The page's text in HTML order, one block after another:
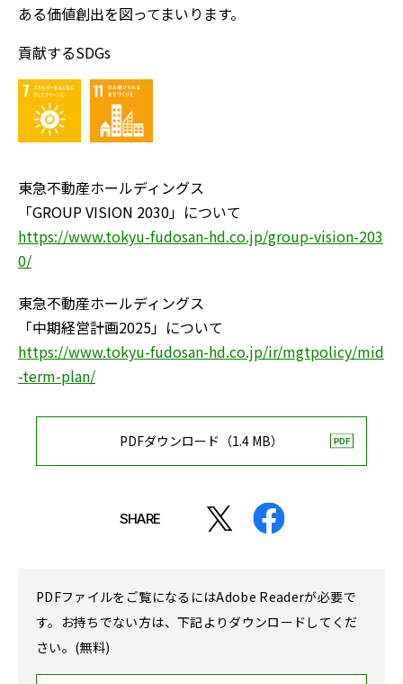
ある価値創出を図ってまいります。
貢献するSDGs
東急不動産ホールディングス
「GROUP VISION 2030」について
https://www.tokyu-fudosan-hd.co.jp/group-vision-203
0/
東急不動産ホールディングス
「中期経営計画2025」について
https://www.tokyu-fudosan-hd.co.jp/ir/mgtpolicy/mid
-term-plan/
PDFダウンロード（1.4 MB）
SHARE
PDFファイルをご覧になるにはAdobe Readerが必要で
す。お持ちでない方は、下記よりダウンロードしてくだ
さい。(無料)